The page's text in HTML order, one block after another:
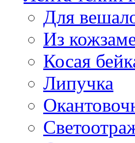
Для
Из
Косая
Липучка